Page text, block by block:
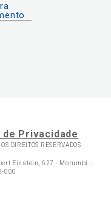
Privacidade
OS DIREITOS RESERVADOS
Einstein, 627 - Morumbi -
000